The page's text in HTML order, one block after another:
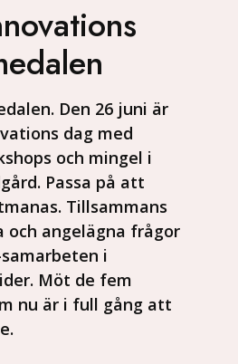
Den 26 juni är
dag med
och mingel i
Passa på att
Tillsammans
angelägna frågor
i
Möt de fem
nu är i full gång att